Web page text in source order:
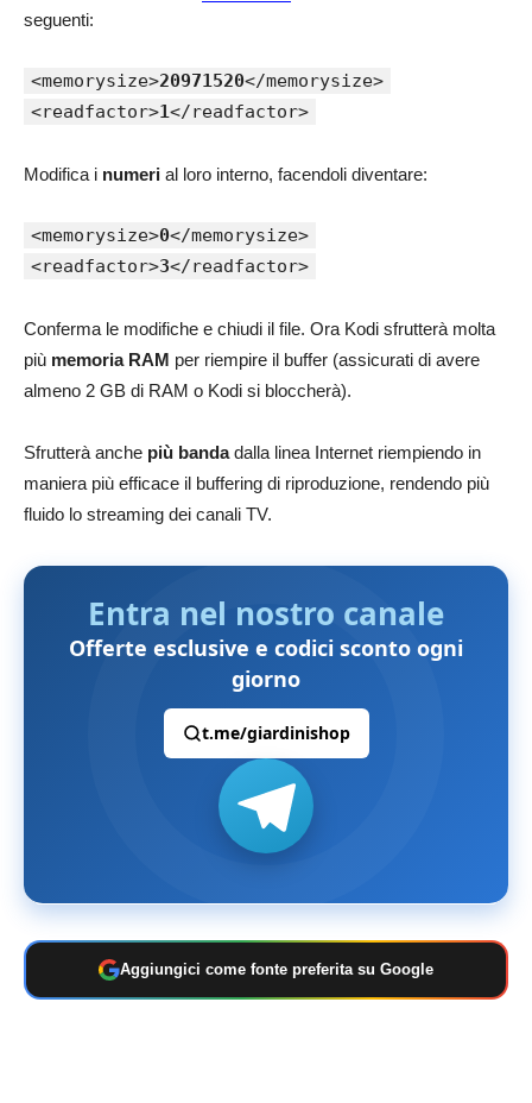
seguenti:
<memorysize>20971520</memorysize>
<readfactor>1</readfactor>
Modifica i numeri al loro interno, facendoli diventare:
<memorysize>0</memorysize>
<readfactor>3</readfactor>
Conferma le modifiche e chiudi il file. Ora Kodi sfrutterà molta
più memoria RAM per riempire il buffer (assicurati di avere
almeno 2 GB di RAM o Kodi si bloccherà).
Sfrutterà anche più bandadalla linea Internet riempiendo in
maniera più efficace il buffering di riproduzione, rendendo più
fluido lo streaming dei canali TV.
Entra nel nostro canale
Offerte esclusive e codici sconto ogni
giorno
t.me/giardinishop
Aggiungici come fonte preferita su Google